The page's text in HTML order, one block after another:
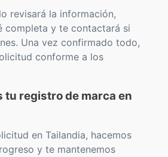
revisará la información,
completa y te contactará si
Una vez confirmado todo,
conforme a los
tu registro de marca en
en Tailandia, hacemos
y te mantenemos